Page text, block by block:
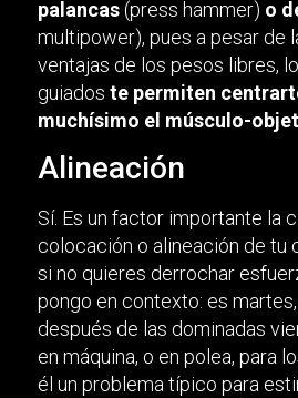
palancas(press hammer) o
multipower), pues a pesar de
ventajas de los pesos libres,
guiados te permiten
muchísimo el músculo-
Alineación
Sí. Es un factor importante la
colocación o alineación de tu
si no quieres derrochar
pongo en contexto: es
después de las dominadas
en máquina, o en polea, para
él un problema típico para